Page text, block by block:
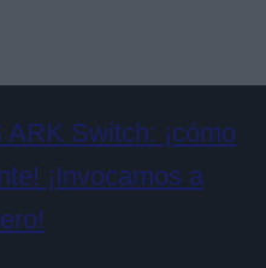
Switch: ¡cómo
¡Invocamos a